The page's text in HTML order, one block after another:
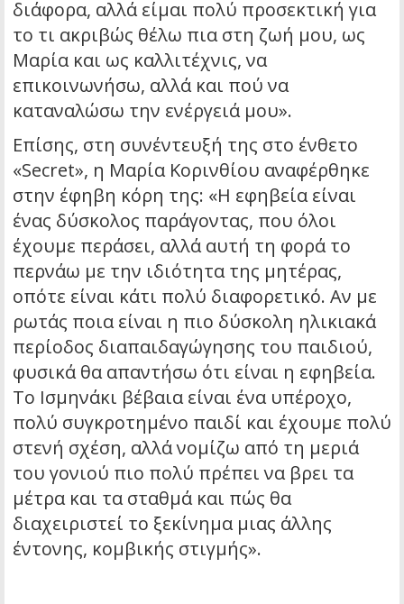
διάφορα, αλλά είμαι πολύ προσεκτική για
το τι ακριβώς θέλω πια στη ζωή μου, ως
Μαρία και ως καλλιτέχνις, να
επικοινωνήσω, αλλά και πού να
καταναλώσω την ενέργειά μου».
Επίσης, στη συνέντευξή της στο ένθετο
«Secret», η Μαρία Κορινθίου αναφέρθηκε
στην έφηβη κόρη της: «Η εφηβεία είναι
ένας δύσκολος παράγοντας, που όλοι
έχουμε περάσει, αλλά αυτή τη φορά το
περνάω με την ιδιότητα της μητέρας,
οπότε είναι κάτι πολύ διαφορετικό. Αν με
ρωτάς ποια είναι η πιο δύσκολη ηλικιακά
περίοδος διαπαιδαγώγησης του παιδιού,
φυσικά θα απαντήσω ότι είναι η εφηβεία.
Το Ισμηνάκι βέβαια είναι ένα υπέροχο,
πολύ συγκροτημένο παιδί και έχουμε πολύ
στενή σχέση, αλλά νομίζω από τη μεριά
του γονιού πιο πολύ πρέπει να βρει τα
μέτρα και τα σταθμά και πώς θα
διαχειριστεί το ξεκίνημα μιας άλλης
έντονης, κομβικής στιγμής».